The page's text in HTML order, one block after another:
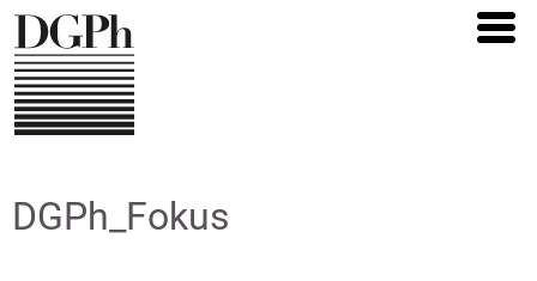
Direkt
zum
Inhalt
DGPh_Fokus